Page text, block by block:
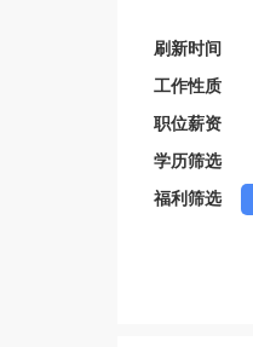
刷新时间
工作性质
职位薪资
学历筛选
福利筛选